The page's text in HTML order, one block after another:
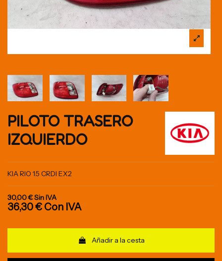
PILOTO TRASERO
IZQUIERDO
KIA RIO 1.5 CRDI EX2
30,00 €Sin IVA
36,30 € Con IVA
Añadir a la cesta